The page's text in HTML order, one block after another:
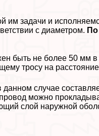
им задачи и
с диаметром.
быть не более 50 мм
тросу на
случае
можно
слой наружной